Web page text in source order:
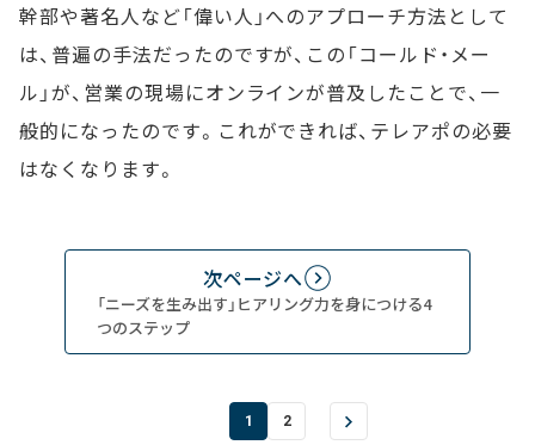
幹部や著名人など「偉い人」へのアプローチ方法として
は、普遍の手法だったのですが、この「コールド・メー
ル」が、営業の現場にオンラインが普及したことで、一
般的になったのです。これができれば、テレアポの必要
はなくなります。
次ページへ
「ニーズを生み出す」ヒアリング力を身につける4
つのステップ
1 2